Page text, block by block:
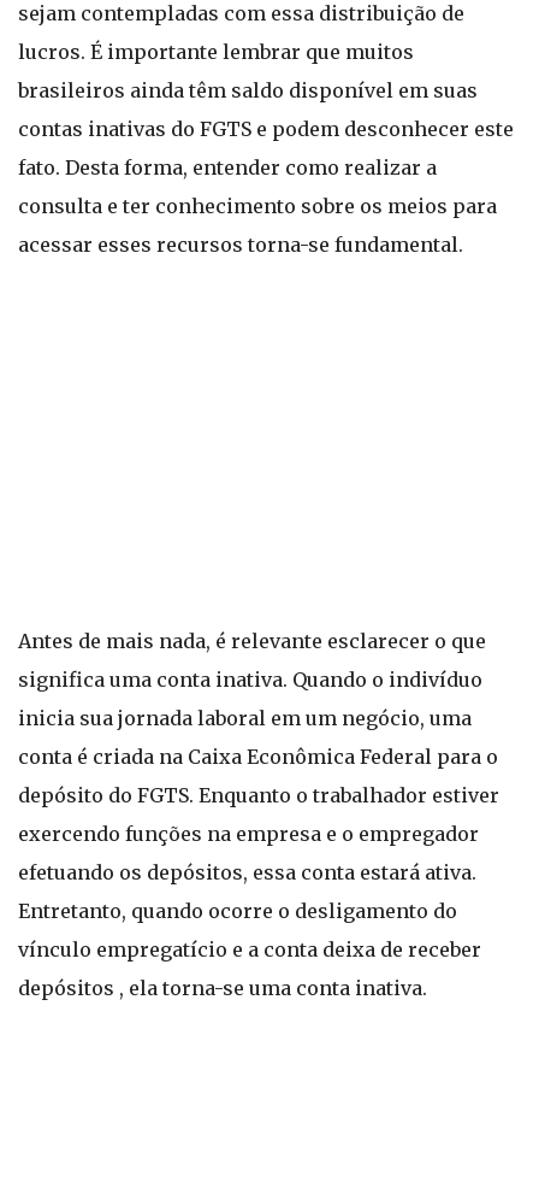
sejam contempladas com essa distribuição de
lucros. É importante lembrar que muitos
brasileiros ainda têm saldo disponível em suas
contas inativas do FGTS e podem desconhecer este
fato. Desta forma, entender como realizar a
consulta e ter conhecimento sobre os meios para
acessar esses recursos torna-se fundamental.
Antes de mais nada, é relevante esclarecer o que
significa uma conta inativa. Quando o indivíduo
inicia sua jornada laboral em um negócio, uma
conta é criada na Caixa Econômica Federal para o
depósito do FGTS. Enquanto o trabalhador estiver
exercendo funções na empresa e o empregador
efetuando os depósitos, essa conta estará ativa.
Entretanto, quando ocorre o desligamento do
vínculo empregatício e a conta deixa de receber
depósitos , ela torna-se uma conta inativa.